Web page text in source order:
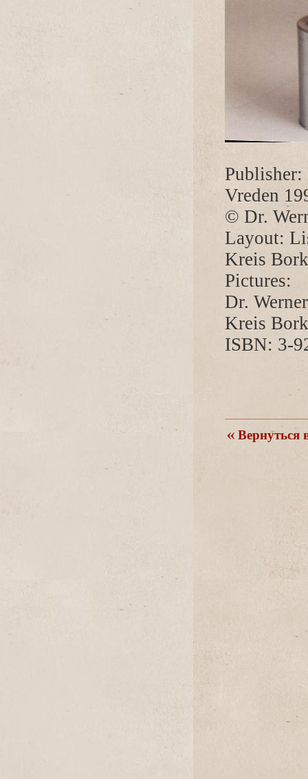
Vreden
© Dr.
Layout:
Kreis
Pictures:
Dr.
Kreis
ISBN: 3-
ернуться